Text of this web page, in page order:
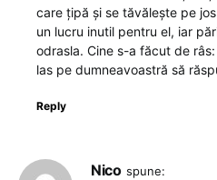
care țipă și se tăvălește pe
un lucru inutil pentru el, iar
odrasla. Cine s-a făcut de
las pe dumneavoastră să
Reply
Nico spune: